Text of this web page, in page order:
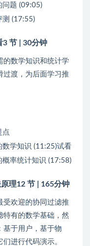
问题 (09:05)
测 (17:55)
3 节 | 30分钟
的数学知识和统计学
过渡，为后面学习推
点
学知识 (11:25)试看
率统计知识 (17:58)
理12 节 | 165分钟
受欢迎的协同过滤推
特有的数学基础，然
基于用户，基于物
进行代码演示。